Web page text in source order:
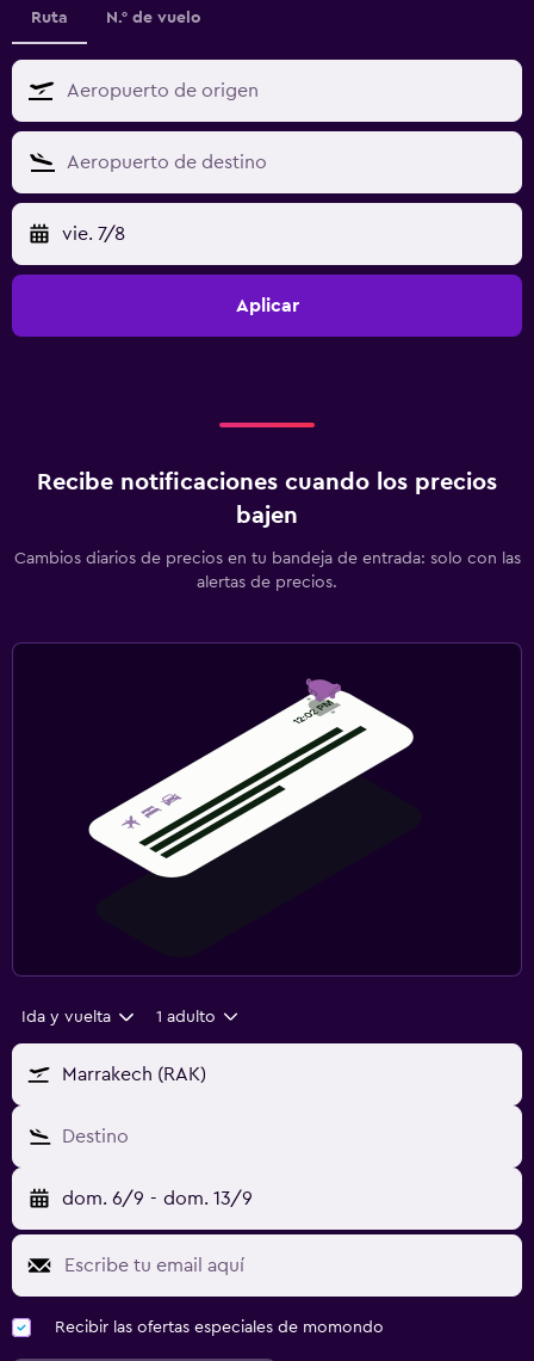
Ruta N.° de vuelo
vie. 7/8
Aplicar
Recibe notificaciones cuando los precios
bajen
Cambios diarios de precios en tu bandeja de entrada: solo con las
alertas de precios.
Ida y vuelta 1 adulto
Marrakech (RAK)
Destino
dom. 6/9 - dom. 13/9
Recibir las ofertas especiales de momondo